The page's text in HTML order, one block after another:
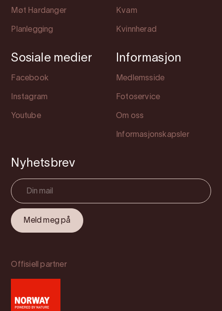
Møt Hardanger
Planlegging
Kvam
Kvinnherad
Sosiale medier
Facebook
Instagram
Youtube
Informasjon
Medlemsside
Fotoservice
Om oss
Informasjonskapsler
Nyhetsbrev
Offisiell partner